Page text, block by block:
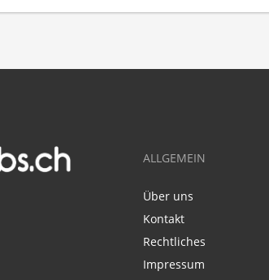
ALLGEMEIN
Über uns
Kontakt
Rechtliches
Impressum